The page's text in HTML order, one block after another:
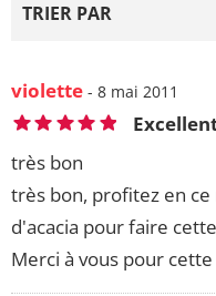
TRIER PAR
violette - 8 mai 2011
très bon
très bon, profitez en
d'acacia pour faire
Merci à vous pour